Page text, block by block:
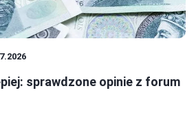
sprawdzone opinie z forum